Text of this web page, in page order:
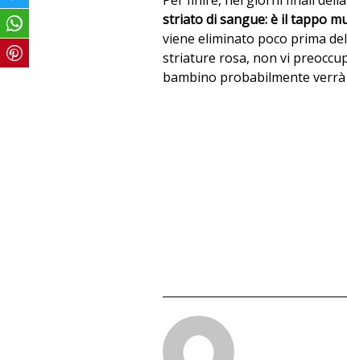
striato di sangue: è il tappo
viene eliminato poco prima
striature rosa, non vi
bambino probabilmente